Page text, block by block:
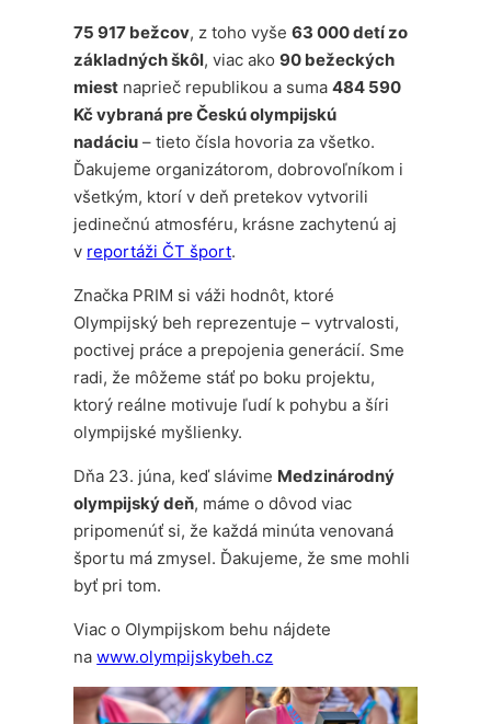
75 917 bežcov, z toho vyše63 000 detí zo
základných škôl, viac ako90 bežeckých
miest naprieč republikou a suma484 590
Kč vybraná pre Českú olympijskú
nadáciu – tieto čísla hovoria za všetko.
Ďakujeme organizátorom, dobrovoľníkom i
všetkým, ktorí v deň pretekov vytvorili
jedinečnú atmosféru, krásne zachytenú aj
v reportáži ČT šport.
Značka PRIM si váži hodnôt, ktoré
Olympijský beh reprezentuje – vytrvalosti,
poctivej práce a prepojenia generácií. Sme
radi, že môžeme stáť po boku projektu,
ktorý reálne motivuje ľudí k pohybu a šíri
olympijské myšlienky.
Dňa 23. júna, keď slávime Medzinárodný
olympijský deň, máme o dôvod viac
pripomenúť si, že každá minúta venovaná
športu má zmysel. Ďakujeme, že sme mohli
byť pri tom.
Viac o Olympijskom behu nájdete
nawww.olympijskybeh.cz